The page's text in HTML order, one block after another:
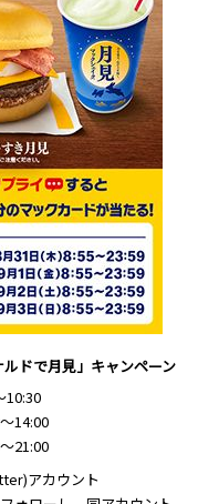
ドで月見」キャンペーン
10:30
14:00
21:00
アカウント